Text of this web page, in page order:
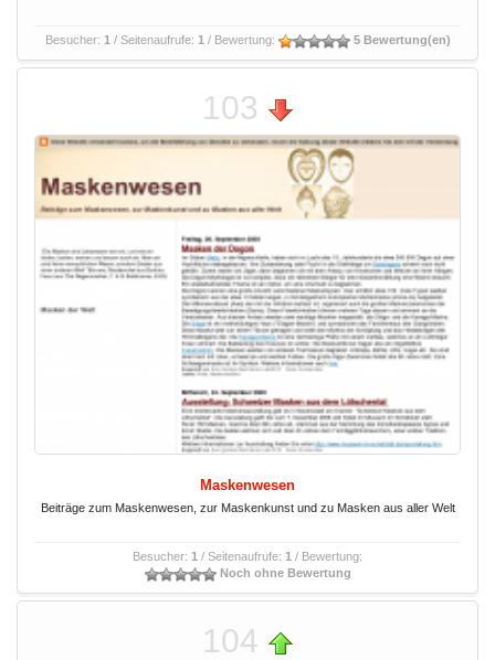
Besucher: 1 / Seitenaufrufe: 1 / Bewertung: 5 Bewertung(en)
103
Maskenwesen
Beiträge zum Maskenwesen, zur Maskenkunst und zu Masken aus aller Welt
Besucher: 1 / Seitenaufrufe: 1 / Bewertung:
Noch ohne Bewertung
104